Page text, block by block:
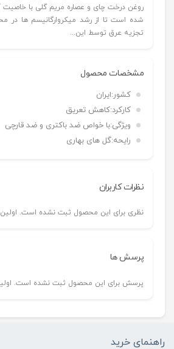
روغن درخت چای و عصاره مریم گلی با خاصیت
شده است تا از رشد میکروارگانیسم­ ها در
تجزیه عرق توسط این...
مشخصات محصول
کشور:ایران
کارکرد:کاهش تعریق
ویژگی:با خواص ضد باکتری و ضد قارچی
رایحه:گل های بهاری
نظرات کاربران
نظری برای این محصول ثبت نشده است. اولین
پرسش ها
پرسش برای این محصول ثبت نشده است.
راهنمای خرید